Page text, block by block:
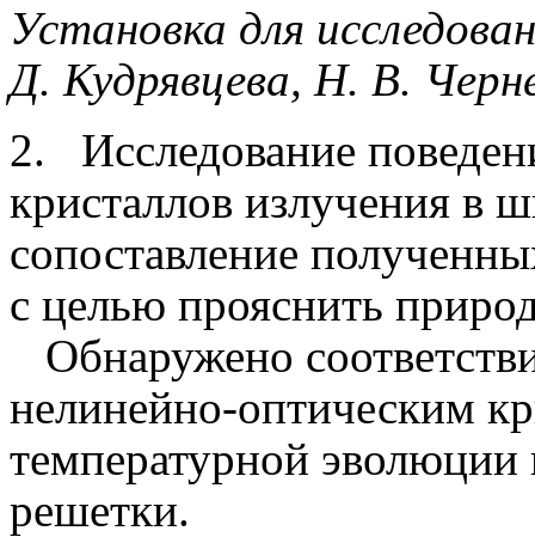
Установка для
Д. Кудрявцева, Н. В.
2.
Исследование
кристаллов излучения в
сопоставление
с целью прояснить
Обнаружено
нелинейно-оптическим
температурной эволюции
решетки.